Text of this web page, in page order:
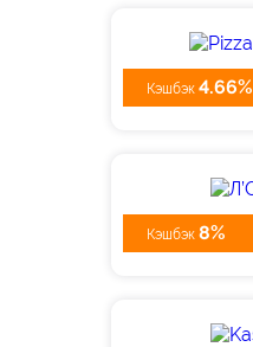
Кэшбэк 4.66%
Кэшбэк 8%